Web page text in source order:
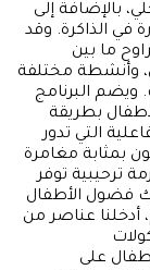
بالإضافة إلى
في الذاكرة. وقد
ما بين
وأنشطة مختلفة
ويضم البرنامج
بطريقة
التي تدور
بمثابة مغامرة
ترحيبية توفر
فضول الأطفال
أدخلنا عناصر من
على